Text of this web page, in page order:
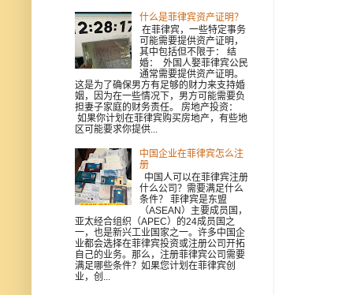
什么是菲律宾资产证明？
在菲律宾，一些特定事务
可能需要提供资产证明，
其中包括但不限于： 结
婚： 外国人娶菲律宾公民
通常需要提供资产证明。
这是为了确保男方有足够的财力来支持婚
姻，因为在一些情况下，男方可能需要负
担妻子家庭的财务责任。 房地产投资：
如果你计划在菲律宾购买房地产，有些地
区可能要求你提供...
中国企业在菲律宾怎么注
册
中国人可以在菲律宾注册
什么公司？需要满足什么
条件？ 菲律宾是东盟
（ASEAN）主要成员国，
亚太经合组织（APEC）的24成员国之
一，也是新兴工业国家之一。许多中国企
业都会选择在菲律宾投资或注册公司开拓
自己的业务。那么，注册菲律宾公司需要
满足哪些条件？如果您计划在菲律宾创
业，创...